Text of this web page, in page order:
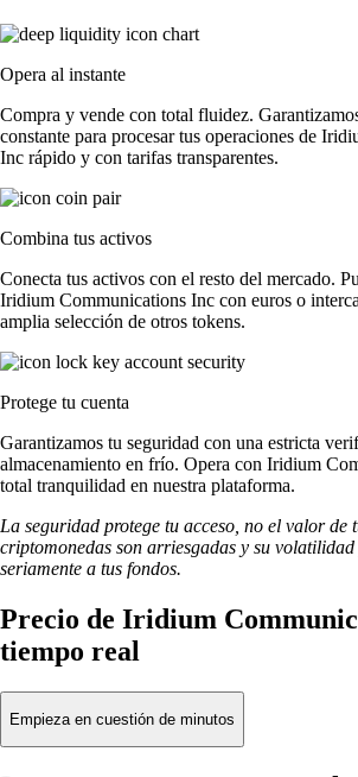
Opera al instante
Compra y vende con total fluidez.
constante para procesar tus operaciones de
Inc rápido y con tarifas transparentes.
Combina tus activos
Conecta tus activos con el resto del mercado.
Iridium Communications Inc con euros o
amplia selección de otros tokens.
Protege tu cuenta
Garantizamos tu seguridad con una estricta
almacenamiento en frío. Opera con Iridium
total tranquilidad en nuestra plataforma.
La seguridad protege tu acceso, no el valor de
criptomonedas son arriesgadas y su
seriamente a tus fondos.
Precio de Iridium
tiempo real
Empieza en cuestión de minutos